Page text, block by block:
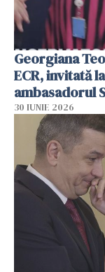
Georgiana
ECR, invitată
ambasadorul
30 IUNIE 2026